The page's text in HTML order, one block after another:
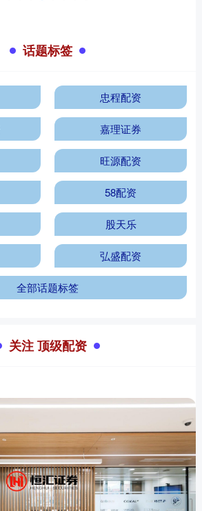
话题标签
忠程配资
嘉理证券
旺源配资
58配资
股天乐
弘盛配资
全部话题标签
关注 顶级配资